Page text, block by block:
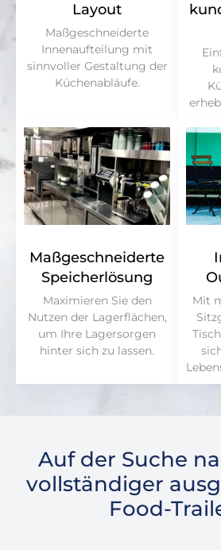
Layout
Maßgeschneiderte
Innenaufteilung mit
sinnvoller Gestaltung der
Küchenabläufe.
Maßgeschneiderte
Speicherlösung
Maximieren Sie den
Nutzen der Lagerflächen,
um Ihre Lagersorgen
hinter sich zu lassen.
Mit
Auf der Suche
vollständiger
Food-